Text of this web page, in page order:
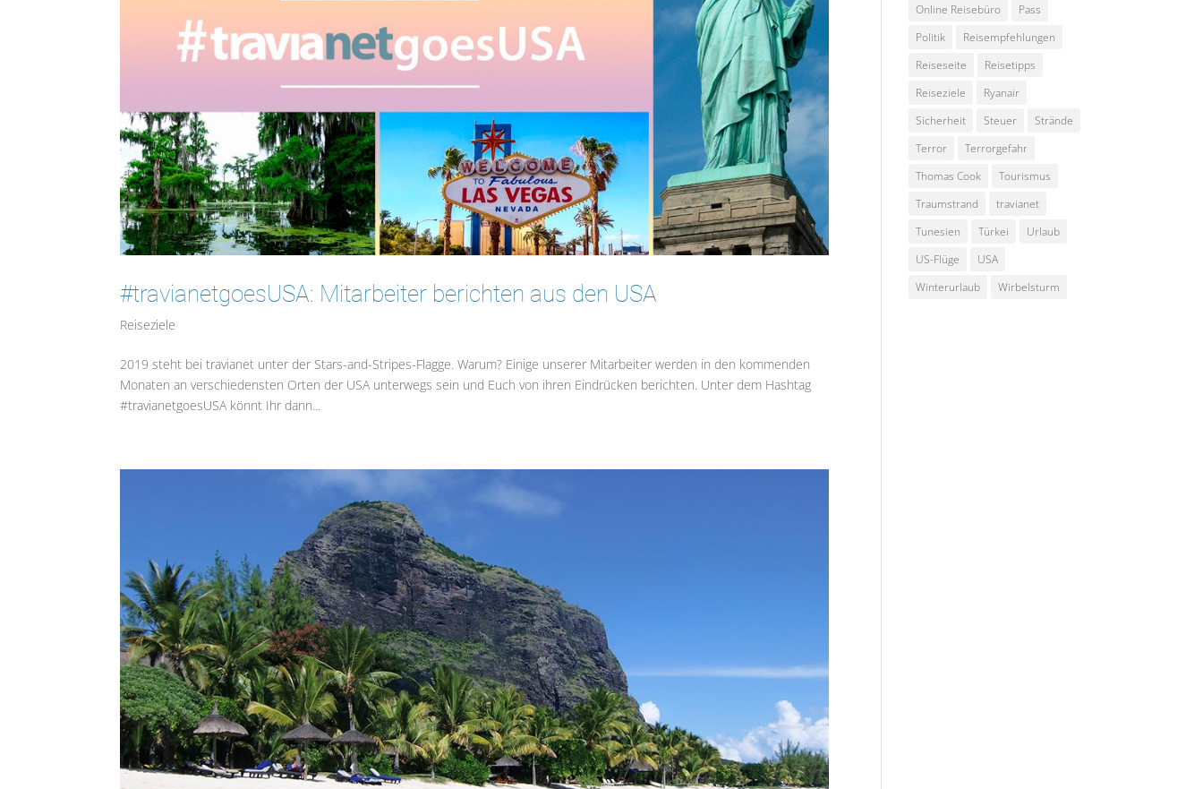
#travianetgoesUSA: Mitarbeiter berichten aus den USA
Reiseziele
2019 steht bei travianet unter der Stars-and-Stripes-Flagge. Warum? Einige unserer Mitarbeiter werden in den kommenden
Monaten an verschiedensten Orten der USA unterwegs sein und Euch von ihren Eindrücken berichten. Unter dem Hashtag
#travianetgoesUSA könnt Ihr dann...
Online Reisebüro
Pass
Politik
Reisempfehlungen
Reiseseite
Reisetipps
Reiseziele
Ryanair
Sicherheit
Steuer
Strände
Terror
Terrorgefahr
Thomas Cook
Tourismus
Traumstrand
travianet
Tunesien
Türkei
Urlaub
US-Flüge
USA
Winterurlaub
Wirbelsturm